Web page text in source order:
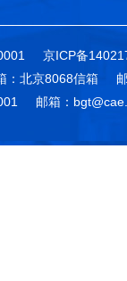
京ICP备
：北京8068信箱
邮箱：